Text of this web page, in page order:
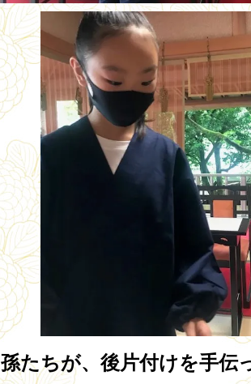
孫たちが、後片付けを手伝